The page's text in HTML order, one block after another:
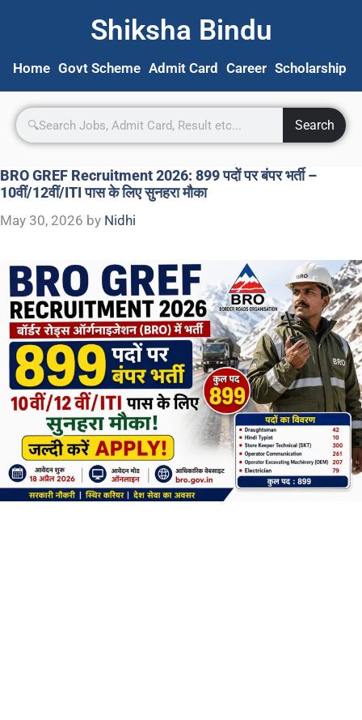
Shiksha Bindu
Home Govt Scheme Admit Card Career Scholarship
Search
BRO GREF Recruitment 2026: 899 पदों पर बंपर भर्ती –
10वीं/12वीं/ITI पास के लिए सुनहरा मौका
May 30, 2026 by Nidhi